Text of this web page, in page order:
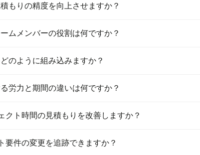
PERT）は、楽観的、悲観的、最も可能性の高いシナリオ
も見積もりの精度を向上させます。
もりの精度を向上させますか？
このデータを分析することで、労働力や材料費を予測し、
ることもできます。
ムメンバーの役割は何ですか？
Pokerのような協力的手法を通じて彼らを巻き込むことで
信頼性の高いプロジェクト見積もりを確保します。
のように組み込みますか？
す。バッファーは、プロジェクトリスク分析やクリティカ
し、安全網を提供できます。
労力と期間の違いは何ですか？
までのカレンダー時間であり、リソースの可用性や非稼働
クト時間の見積もりを改善しますか？
の精度を向上させます。これらの洞察を活用することで、
要件の変更を追跡できますか？